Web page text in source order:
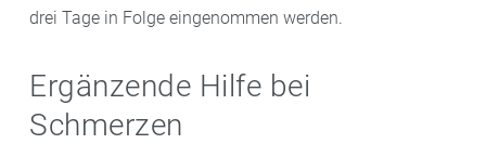
drei Tage in Folge eingenommen werden.
Ergänzende Hilfe bei
Schmerzen